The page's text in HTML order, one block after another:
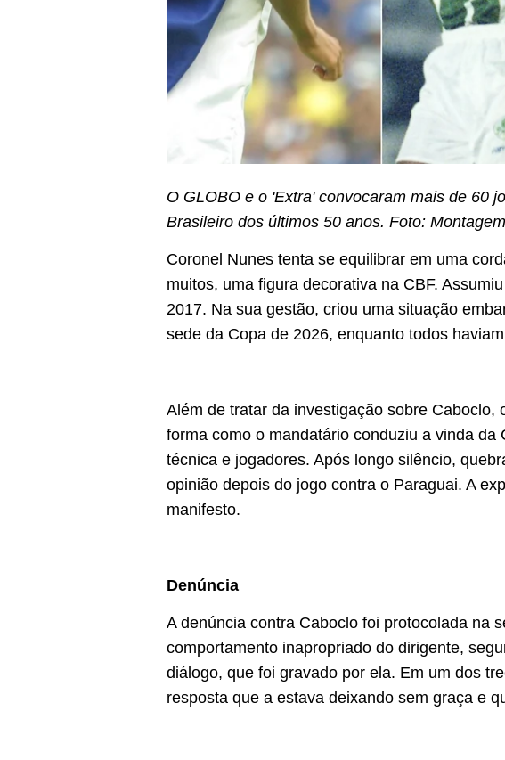
O GLOBO e o 'Extra' convocaram mais de 60
Brasileiro dos últimos 50 anos. Foto:
Coronel Nunes tenta se equilibrar em uma
muitos, uma figura decorativa na CBF.
2017. Na sua gestão, criou uma situação
sede da Copa de 2026, enquanto todos
Além de tratar da investigação sobre
forma como o mandatário conduziu a vinda
técnica e jogadores. Após longo silêncio,
opinião depois do jogo contra o Paraguai. A
manifesto.
Denúncia
A denúncia contra Caboclo foi protocolada na
comportamento inapropriado do dirigente,
diálogo, que foi gravado por ela. Em um dos
resposta que a estava deixando sem graça e